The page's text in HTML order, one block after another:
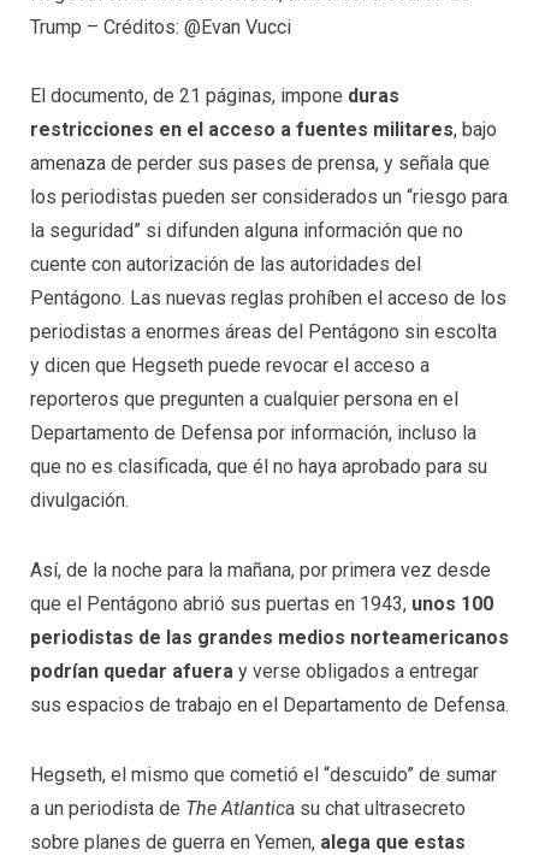
Trump – Créditos: @Evan Vucci
El documento, de 21 páginas, impone duras
restricciones en el acceso a fuentes militares, bajo
amenaza de perder sus pases de prensa, y señala que
los periodistas pueden ser considerados un “riesgo para
la seguridad” si difunden alguna información que no
cuente con autorización de las autoridades del
Pentágono. Las nuevas reglas prohíben el acceso de los
periodistas a enormes áreas del Pentágono sin escolta
y dicen que Hegseth puede revocar el acceso a
reporteros que pregunten a cualquier persona en el
Departamento de Defensa por información, incluso la
que no es clasificada, que él no haya aprobado para su
divulgación.
Así, de la noche para la mañana, por primera vez desde
que el Pentágono abrió sus puertas en 1943, unos 100
periodistas de las grandes medios norteamericanos
podrían quedar afuera y verse obligados a entregar
sus espacios de trabajo en el Departamento de Defensa.
Hegseth, el mismo que cometió el “descuido” de sumar
a un periodista de The Atlantica su chat ultrasecreto
sobre planes de guerra en Yemen, alega que estas